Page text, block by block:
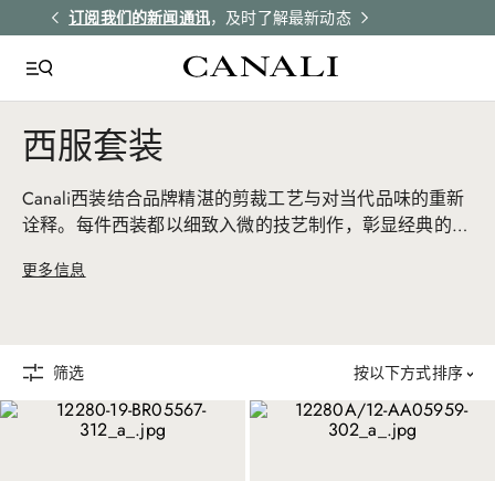
订阅我们的新闻通讯，及时了解最新动态
西服套装
更多信息
Canali西装结合品牌精湛的剪裁工艺与对当代品味的重新
诠释。每件西装都以细致入微的技艺制作，彰显经典的优
筛选 按以下方式排序